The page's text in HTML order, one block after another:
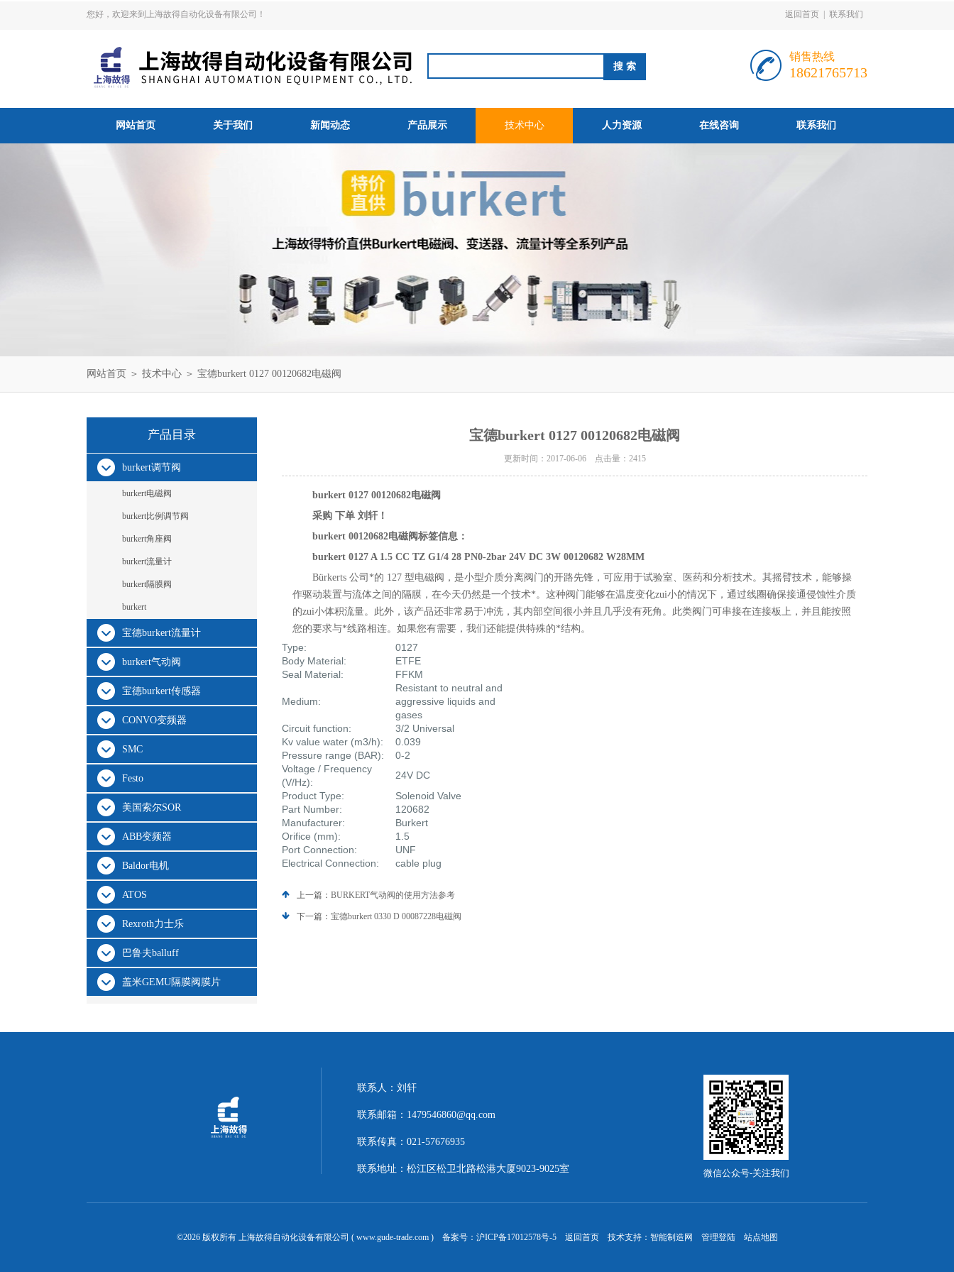
您好，欢迎来到上海故得自动化设备有限公司！ 返回首页 联系我们
销售热线
18621765713
网站首页 关于我们 新闻动态 产品展示 技术中心 人力资源 在线咨询 联系我们
网站首页 ＞ 技术中心 ＞ 宝德burkert 0127 00120682电磁阀
产品目录
burkert调节阀
burkert电磁阀
burkert比例调节阀
burkert角座阀
burkert流量计
burkert隔膜阀
burkert
宝德burkert流量计
burkert气动阀
宝德burkert传感器
CONVO变频器
SMC
Festo
美国索尔SOR
ABB变频器
Baldor电机
ATOS
Rexroth力士乐
巴鲁夫balluff
盖米GEMU隔膜阀膜片
宝德burkert 0127 00120682电磁阀
更新时间：2017-06-06 点击量： 2415
burkert 0127 00120682电磁阀
采购 下单 刘轩！
burkert 00120682电磁阀标签信息：
burkert 0127 A 1.5 CC TZ G1/4 28 PN0-2bar 24V DC 3W 00120682 W28MM
Bürkerts 公司*的 127 型电磁阀，是小型介质分离阀门的开路先锋，可应用于试验室、医药和分析技术。其摇臂技术，能够操
作驱动装置与流体之间的隔膜，在今天仍然是一个技术*。这种阀门能够在温度变化zui小的情况下，通过线圈确保接通侵蚀性介质
的zui小体积流量。此外，该产品还非常易于冲洗，其内部空间很小并且几乎没有死角。此类阀门可串接在连接板上，并且能按照
您的要求与*线路相连。如果您有需要，我们还能提供特殊的*结构。
Type:
0127
Body Material:
ETFE
Seal Material:
FFKM
Medium:
Resistant to neutral and
aggressive liquids and
gases
Circuit function:
3/2 Universal
Kv value water (m3/h):
0.039
Pressure range (BAR):
0-2
Voltage / Frequency
(V/Hz):
24V DC
Product Type:
Solenoid Valve
Part Number:
120682
Manufacturer:
Burkert
Orifice (mm):
1.5
Port Connection:
UNF
Electrical Connection:
cable plug
上一篇： BURKERT气动阀的使用方法参考
下一篇： 宝德burkert 0330 D 00087228电磁阀
联系人：刘轩
联系邮箱：1479546860@qq.com
联系传真：021-57676935
联系地址：松江区松卫北路松港大厦9023-9025室 微信公众号-关注我们
©2026 版权所有 上海故得自动化设备有限公司 ( www.gude-trade.com ) 备案号： 沪ICP备17012578号-5 返回首页技术支持： 智能制造网 管理登陆 站点地图